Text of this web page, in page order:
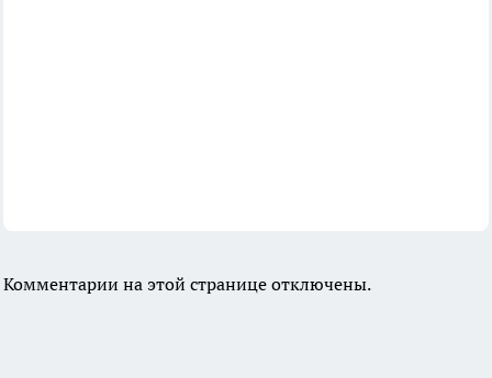
Комментарии на этой странице отключены.